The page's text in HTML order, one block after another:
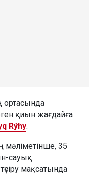
ортасында
қиын жағдайға
Rýhy.
мәліметінше, 35
сауық
мақсатында